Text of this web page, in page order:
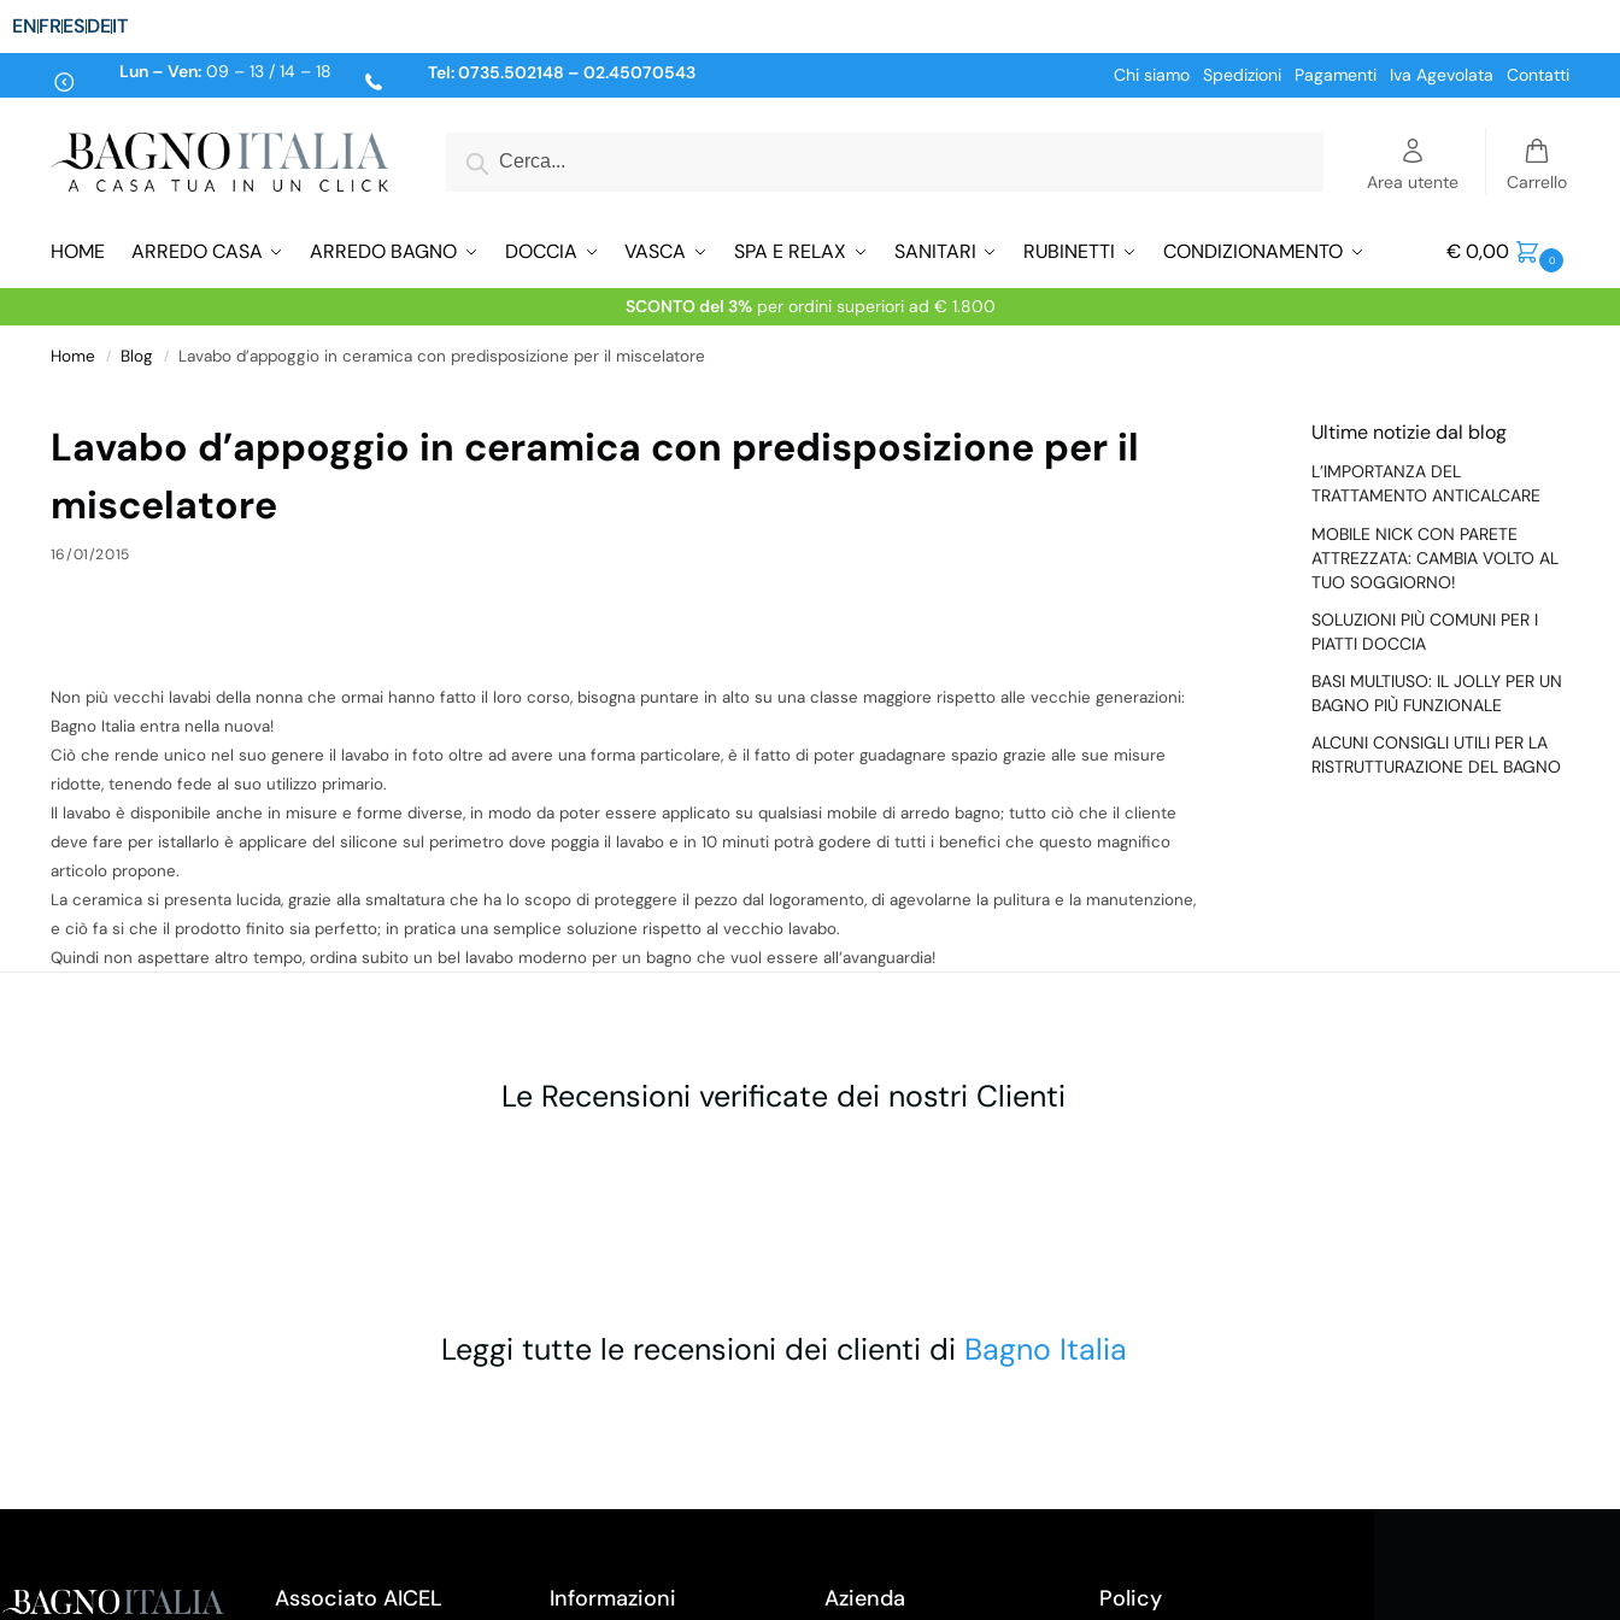
ENFRESDEIT
Lun – Ven:09 – 13 / 14 – 18 Tel:0735.502148 – 02.45070543 Chi siamo Spedizioni Pagamenti Iva Agevolata Contatti
Area utente Carrello
HOME ARREDO CASA ARREDO BAGNO DOCCIA VASCA SPA E RELAX SANITARI RUBINETTI CONDIZIONAMENTO €0,00 0
SCONTO del 3%per ordini superiori ad € 1.800
Home / Blog / Lavabo d’appoggio in ceramica con predisposizione per il miscelatore
Lavabo d’appoggio in ceramica con predisposizione per il
miscelatore
16/01/2015
Non più vecchi lavabi della nonna che ormai hanno fatto il loro corso, bisogna puntare in alto su una classe maggiore rispetto alle vecchie generazioni:
Bagno Italia entra nella nuova!
Ciò che rende unico nel suo genere il lavabo in foto oltre ad avere una forma particolare, è il fatto di poter guadagnare spazio grazie alle sue misure
ridotte, tenendo fede al suo utilizzo primario.
Il lavabo è disponibile anche in misure e forme diverse, in modo da poter essere applicato su qualsiasi mobile di arredo bagno; tutto ciò che il cliente
deve fare per istallarlo è applicare del silicone sul perimetro dove poggia il lavabo e in 10 minuti potrà godere di tutti i benefici che questo magnifico
articolo propone.
La ceramica si presenta lucida, grazie alla smaltatura che ha lo scopo di proteggere il pezzo dal logoramento, di agevolarne la pulitura e la manutenzione,
e ciò fa si che il prodotto finito sia perfetto; in pratica una semplice soluzione rispetto al vecchio lavabo.
Quindi non aspettare altro tempo, ordina subito un bel lavabo moderno per un bagno che vuol essere all’avanguardia!
Ultime notizie dal blog
L’IMPORTANZA DEL
TRATTAMENTO ANTICALCARE
MOBILE NICK CON PARETE
ATTREZZATA: CAMBIA VOLTO AL
TUO SOGGIORNO!
SOLUZIONI PIÙ COMUNI PER I
PIATTI DOCCIA
BASI MULTIUSO: IL JOLLY PER UN
BAGNO PIÙ FUNZIONALE
ALCUNI CONSIGLI UTILI PER LA
RISTRUTTURAZIONE DEL BAGNO
Le Recensioni verificate dei nostri Clienti
Leggi tutte le recensioni dei clienti di Bagno Italia
Associato AICEL Informazioni Azienda Policy